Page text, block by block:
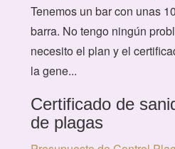
Tenemos un bar con unas
barra. No tengo ningún
necesito el plan y el
la gene...
Certificado de
de plagas